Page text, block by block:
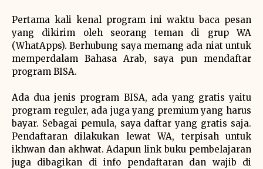
Pertama kali kenal program ini waktu baca pesan
yang dikirim oleh seorang teman di grup WA
(WhatApps). Berhubung saya memang ada niat untuk
memperdalam Bahasa Arab, saya pun mendaftar
program BISA.
Ada dua jenis program BISA, ada yang gratis yaitu
program reguler, ada juga yang premium yang harus
bayar. Sebagai pemula, saya daftar yang gratis saja.
Pendaftaran dilakukan lewat WA, terpisah untuk
ikhwan dan akhwat. Adapun link buku pembelajaran
juga dibagikan di info pendaftaran dan wajib di